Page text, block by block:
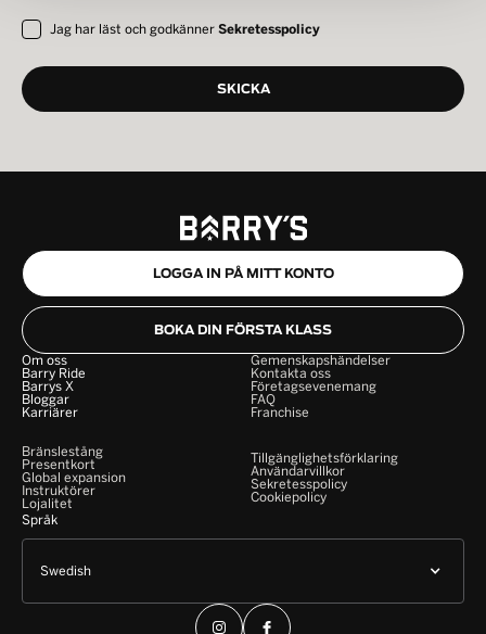
Jag har läst och godkänner Sekretesspolicy
LOGGA IN PÅ MITT KONTO
BOKA DIN FÖRSTA KLASS
Om oss
Barry Ride
Barrys X
Bloggar
Karriärer
Gemenskapshändelser
Kontakta oss
Företagsevenemang
FAQ
Franchise
Bränslestång
Presentkort
Global expansion
Instruktörer
Lojalitet
Tillgänglighetsförklaring
Användarvillkor
Sekretesspolicy
Cookiepolicy
Språk
Swedish